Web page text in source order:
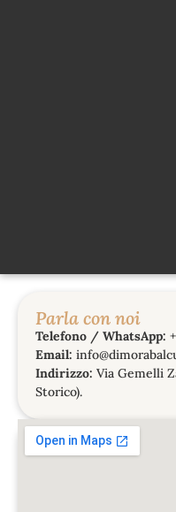
Parla con noi
Telefono / WhatsApp:
Email:
Indirizzo: Via Gemelli
Storico).